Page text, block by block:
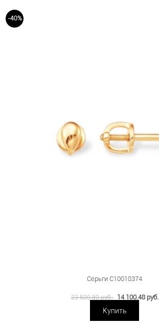
-40%
Серьги С10018374
23 500.80 руб. 14 100.48 руб.
Купить